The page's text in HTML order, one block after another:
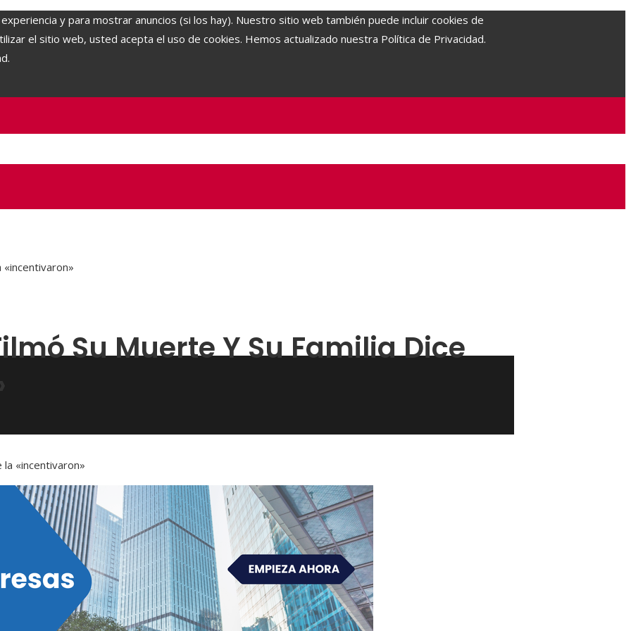
y para mostrar anuncios (si los hay). Nuestro sitio web también puede incluir cookies de
el sitio web, usted acepta el uso de cookies. Hemos actualizado nuestra Política de Privacidad.
«incentivaron»
Su Muerte Y Su Familia Dice